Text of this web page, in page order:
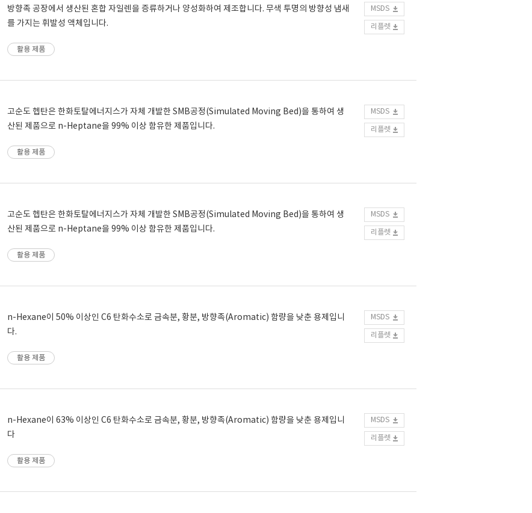
방향족 공장에서 생산된 혼합 자일렌을 증류하거나 양성화하여 제조합니다. 무색 투명의 방향성 냄새
를 가지는 휘발성 액체입니다.
활용 제품
MSDS
리플렛
고순도 헵탄은 한화토탈에너지스가 자체 개발한 SMB공정(Simulated Moving Bed)을 통하여 생
산된 제품으로 n-Heptane을 99% 이상 함유한 제품입니다.
활용 제품
MSDS
리플렛
고순도 헵탄은 한화토탈에너지스가 자체 개발한 SMB공정(Simulated Moving Bed)을 통하여 생
산된 제품으로 n-Heptane을 99% 이상 함유한 제품입니다.
활용 제품
MSDS
리플렛
n-Hexane이 50% 이상인 C6 탄화수소로 금속분, 황분, 방향족(Aromatic) 함량을 낮춘 용제입니
다.
활용 제품
MSDS
리플렛
n-Hexane이 63% 이상인 C6 탄화수소로 금속분, 황분, 방향족(Aromatic) 함량을 낮춘 용제입니
다
활용 제품
MSDS
리플렛